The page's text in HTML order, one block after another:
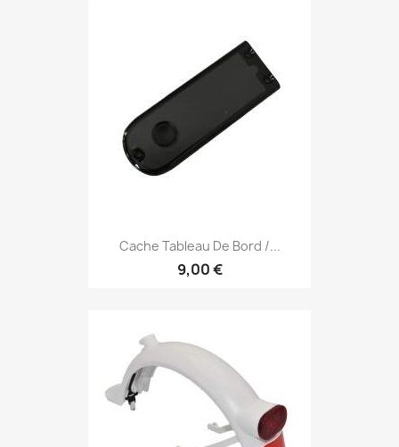
Cache Tableau De Bord /...
9,00 €